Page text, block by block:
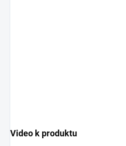
Video k produktu